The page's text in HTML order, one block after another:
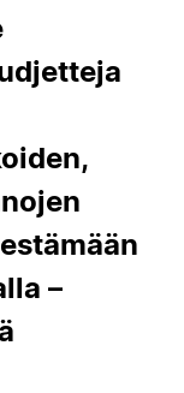
–